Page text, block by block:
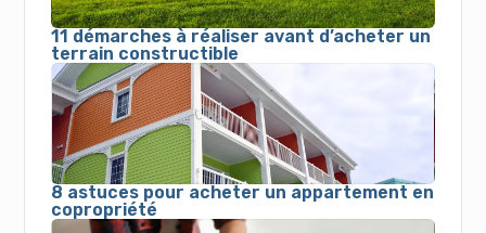
11 démarches à réaliser avant d’acheter un
terrain constructible
8 astuces pour acheter un appartement en
copropriété